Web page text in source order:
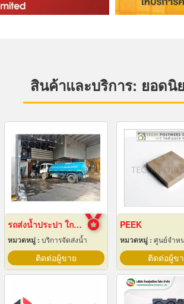
สินค้าและบริการ: ยอดนิ
รถส่งน้ำประปา ใกล้ฉัน
หมวดหมู่ : บริการจัดส่งน้ำ
ติดต่อผู้ขาย
PEEK
หมวดหมู่ : ศูนย์จำหน่าย ผลิตภัณฑ์พลาสติ
ติดต่อผู้ข